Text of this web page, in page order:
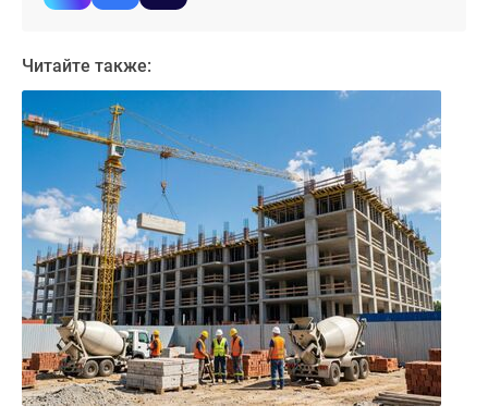
коттеджи
Коттеджные
поселки
Москве
Готовые
коттеджные
поселки
Строящиеся
коттеджные
поселки
Коттеджные
поселки
Читайте также: